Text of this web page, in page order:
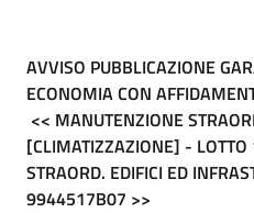
AVVISO PUBBLICAZIONE
ECONOMIA CON
<< MANUTENZIONE
[CLIMATIZZAZIONE] -
STRAORD. EDIFICI ED
9944517B07 >>